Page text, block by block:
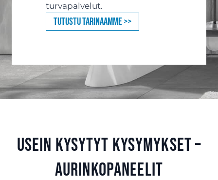
turvapalvelut.
Tutustu tarinaamme >>
Usein kysytyt kysymykset –
aurinkopaneelit